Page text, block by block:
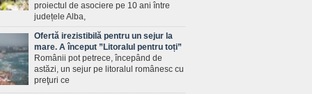
proiectul de asociere pe 10 ani între
județele Alba,
Ofertă irezistibilă pentru un sejur la
mare. A început ”Litoralul pentru toți”
Românii pot petrece, începând de
astăzi, un sejur pe litoralul românesc cu
preţuri ce